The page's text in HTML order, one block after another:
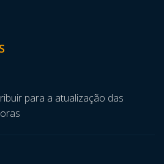
para a atualização das